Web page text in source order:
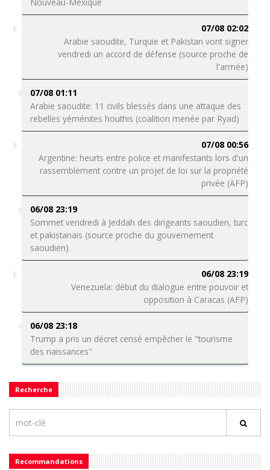
07/08 02:02
Arabie saoudite, Turquie et Pakistan vont signer
vendredi un accord de défense (source proche de
l'armée)
07/08 01:11
Arabie saoudite: 11 civils blessés dans une attaque des
rebelles yéménites houthis (coalition menée par Ryad)
07/08 00:56
Argentine: heurts entre police et manifestants lors d'un
rassemblement contre un projet de loi sur la propriété
privée (AFP)
06/08 23:19
Sommet vendredi à Jeddah des dirigeants saoudien, turc
et pakistanais (source proche du gouvernement
saoudien)
06/08 23:19
Venezuela: début du dialogue entre pouvoir et
opposition à Caracas (AFP)
06/08 23:18
Trump a pris un décret censé empêcher le "tourisme
des naissances"
Recherche
Recommandations